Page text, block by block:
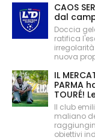
CAOS
dal
Doccia
ratifica
nuova
IL
PARMA
TOURÉ!
Il club
maliano
obiettivi